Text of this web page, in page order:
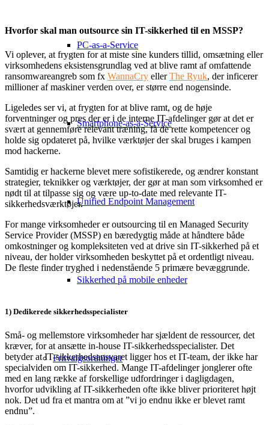
PC-as-a-Service
Smartphone-as-a-Service
Unified Endpoint Management
Sikkerhed på mobile enheder
Fritvalgsordninger
Hvorfor skal man outsource sin IT-sikkerhed til en MSSP?
Vi oplever, at frygten for at miste sine kunders tillid, omsætning eller
virksomhedens eksistensgrundlag ved at blive ramt af omfattende
ransomwareangreb som fx WannaCry ellerThe Ryuk, der inficerer
millioner af maskiner verden over, er større end nogensinde.
Ligeledes ser vi, at frygten for at blive ramt, og de høje
forventninger og pres der er i de interne IT-afdelinger gør at det er
svært at gennemføre relevant træning, få de rette kompetencer og
holde sig opdateret på, hvilke værktøjer der skal bruges i kampen
mod hackerne.
Samtidig er hackerne blevet mere sofistikerede, og ændrer konstant
strategier, teknikker og værktøjer, der gør at man som virksomhed er
nødt til at tilpasse sig og være up-to-date med relevante IT-
sikkerhedsværktøjer.
For mange virksomheder er outsourcing til en Managed Security
Service Provider (MSSP) en bæredygtig måde at håndtere både
omkostninger og kompleksiteten ved at drive sin IT-sikkerhed på et
niveau, der holder virksomheden beskyttet på et ordentligt niveau.
De fleste finder tryghed i nedenstående 5 primære bevæggrunde.
1) Dedikerede sikkerhedsspecialister
Små- og mellemstore virksomheder har sjældent de ressourcer, det
kræver, for at ansætte in-house IT-sikkerhedsspecialister. Det
betyder at IT-sikkerhedsansvaret ligger hos et IT-team, der ikke har
specialviden om IT-sikkerhed. Mange IT-afdelinger jonglerer ofte
med en lang række af forskellige udfordringer i dagligdagen,
hvorfor udvikling af IT-sikkerheden ofte ikke bliver prioriteret højt
nok. Det ud fra et mantra om at ”vi jo endnu ikke er blevet ramt
endnu”.